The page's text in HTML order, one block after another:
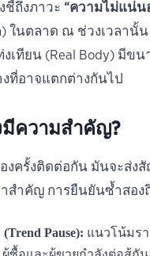
ชี้ถึงภาวะ “ความไม่แน่น
ในตลาด ณ ช่วงเวลานั้
เทียน (Real Body) มีข
ที่อาจแตกต่างกันไป
มีความสำคัญ?
องครั้งติดต่อกัน มันจะส่
สำคัญ การยืนยันซ้ำสอ
Pause): แนวโน้มร